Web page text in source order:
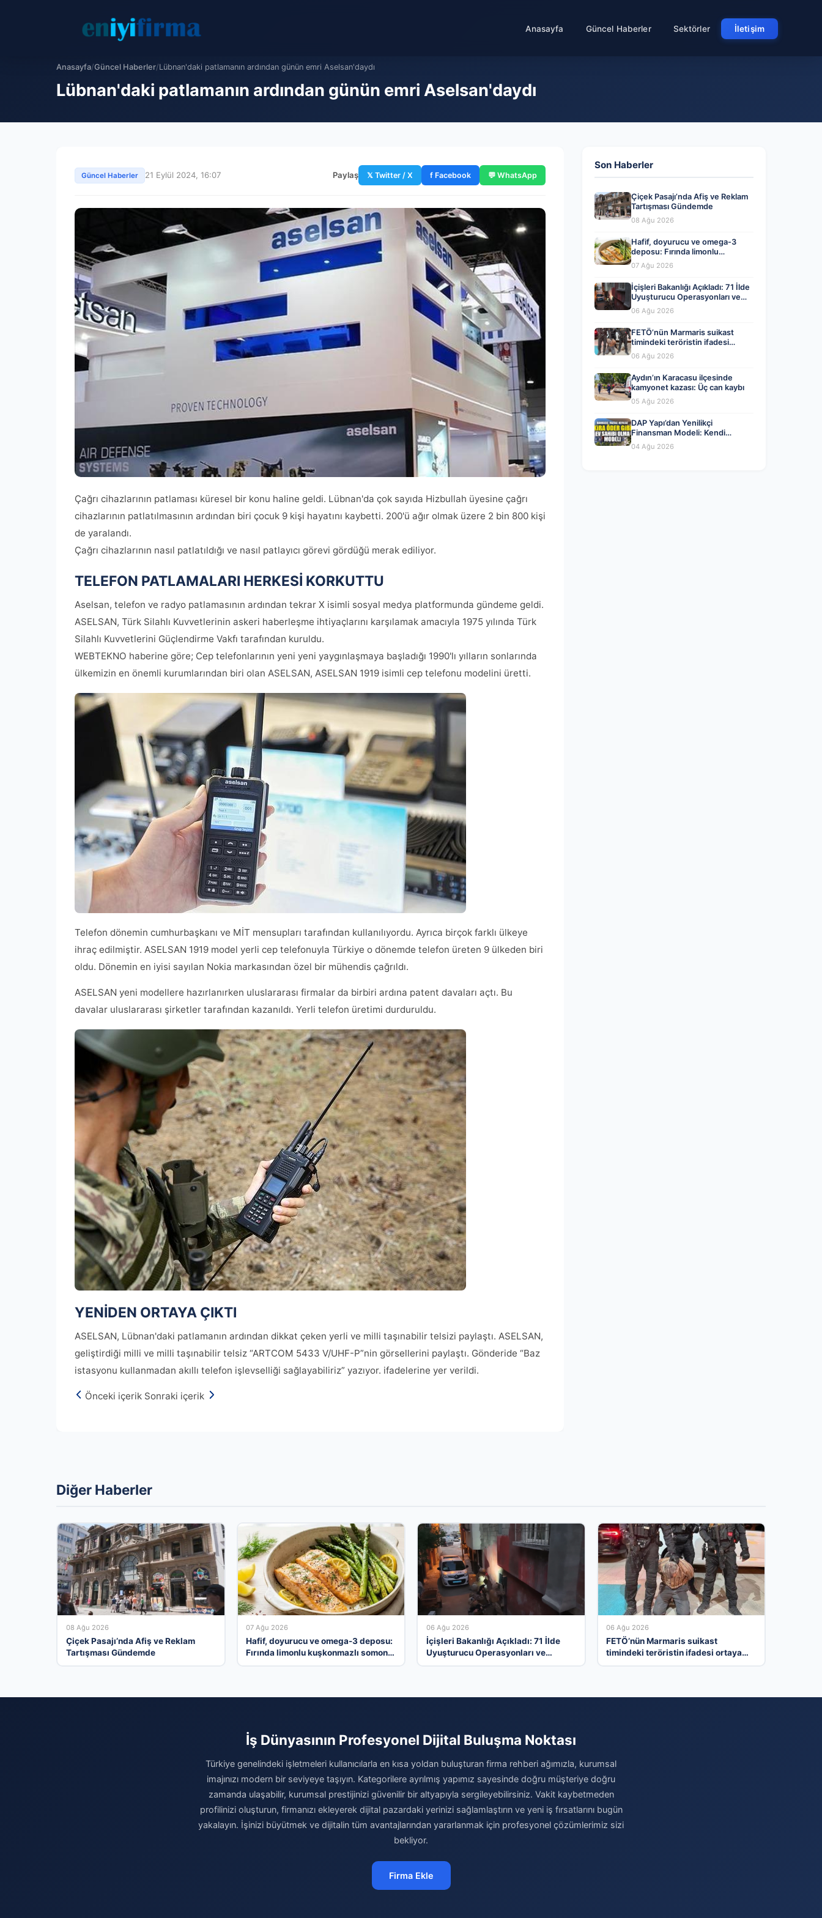
Anasayfa Güncel Haberler Sektörler İletişim
Anasayfa/Güncel Haberler/Lübnan'daki patlamanın ardından günün emri Aselsan'daydı
Lübnan'daki patlamanın ardından günün emri Aselsan'daydı
Güncel Haberler 21 Eylül 2024, 16:07 Paylaş 𝕏 Twitter / X f Facebook 💬 WhatsApp
Çağrı cihazlarının patlaması küresel bir konu haline geldi. Lübnan'da çok sayıda Hizbullah üyesine çağrı
cihazlarının patlatılmasının ardından biri çocuk 9 kişi hayatını kaybetti. 200'ü ağır olmak üzere 2 bin 800 kişi
de yaralandı.
Çağrı cihazlarının nasıl patlatıldığı ve nasıl patlayıcı görevi gördüğü merak ediliyor.
TELEFON PATLAMALARI HERKESİ KORKUTTU
Aselsan, telefon ve radyo patlamasının ardından tekrar X isimli sosyal medya platformunda gündeme geldi.
ASELSAN, Türk Silahlı Kuvvetlerinin askeri haberleşme ihtiyaçlarını karşılamak amacıyla 1975 yılında Türk
Silahlı Kuvvetlerini Güçlendirme Vakfı tarafından kuruldu.
WEBTEKNO haberine göre; Cep telefonlarının yeni yeni yaygınlaşmaya başladığı 1990'lı yılların sonlarında
ülkemizin en önemli kurumlarından biri olan ASELSAN, ASELSAN 1919 isimli cep telefonu modelini üretti.
Telefon dönemin cumhurbaşkanı ve MİT mensupları tarafından kullanılıyordu. Ayrıca birçok farklı ülkeye
ihraç edilmiştir. ASELSAN 1919 model yerli cep telefonuyla Türkiye o dönemde telefon üreten 9 ülkeden biri
oldu. Dönemin en iyisi sayılan Nokia markasından özel bir mühendis çağrıldı.
ASELSAN yeni modellere hazırlanırken uluslararası firmalar da birbiri ardına patent davaları açtı. Bu
davalar uluslararası şirketler tarafından kazanıldı. Yerli telefon üretimi durduruldu.
YENİDEN ORTAYA ÇIKTI
ASELSAN, Lübnan'daki patlamanın ardından dikkat çeken yerli ve milli taşınabilir telsizi paylaştı. ASELSAN,
geliştirdiği milli ve milli taşınabilir telsiz “ARTCOM 5433 V/UHF-P”nin görsellerini paylaştı. Gönderide “Baz
istasyonu kullanmadan akıllı telefon işlevselliği sağlayabiliriz” yazıyor. ifadelerine yer verildi.
Önceki içerik Sonraki içerik
Son Haberler
Çiçek Pasajı’nda Afiş ve Reklam
Tartışması Gündemde
08 Ağu 2026
Hafif, doyurucu ve omega-3
deposu: Fırında limonlu
kuşkonmazlı somon tarifi…
07 Ağu 2026
İçişleri Bakanlığı Açıkladı: 71 İlde
Uyuşturucu Operasyonları ve
Tutuklamalar
06 Ağu 2026
FETÖ’nün Marmaris suikast
timindeki teröristin ifadesi
ortaya çıktı. Gizli toplantıyı
anlattı
06 Ağu 2026
Aydın’ın Karacasu ilçesinde
kamyonet kazası: Üç can kaybı
05 Ağu 2026
DAP Yapı’dan Yenilikçi
Finansman Modeli: Kendi
Kendini Ödeyen Evler Ataşehir
173’te Başladı
04 Ağu 2026
Diğer Haberler
08 Ağu 2026
Çiçek Pasajı’nda Afiş ve Reklam
Tartışması Gündemde
07 Ağu 2026
Hafif, doyurucu ve omega-3 deposu:
Fırında limonlu kuşkonmazlı somon
06 Ağu 2026
İçişleri Bakanlığı Açıkladı: 71 İlde
Uyuşturucu Operasyonları ve
06 Ağu 2026
FETÖ’nün Marmaris suikast
timindeki teröristin ifadesi ortaya
İş Dünyasının Profesyonel Dijital Buluşma Noktası
Türkiye genelindeki işletmeleri kullanıcılarla en kısa yoldan buluşturan firma rehberi ağımızla, kurumsal
imajınızı modern bir seviyeye taşıyın. Kategorilere ayrılmış yapımız sayesinde doğru müşteriye doğru
zamanda ulaşabilir, kurumsal prestijinizi güvenilir bir altyapıyla sergileyebilirsiniz. Vakit kaybetmeden
profilinizi oluşturun, firmanızı ekleyerek dijital pazardaki yerinizi sağlamlaştırın ve yeni iş fırsatlarını bugün
yakalayın. İşinizi büyütmek ve dijitalin tüm avantajlarından yararlanmak için profesyonel çözümlerimiz sizi
bekliyor.
Firma Ekle